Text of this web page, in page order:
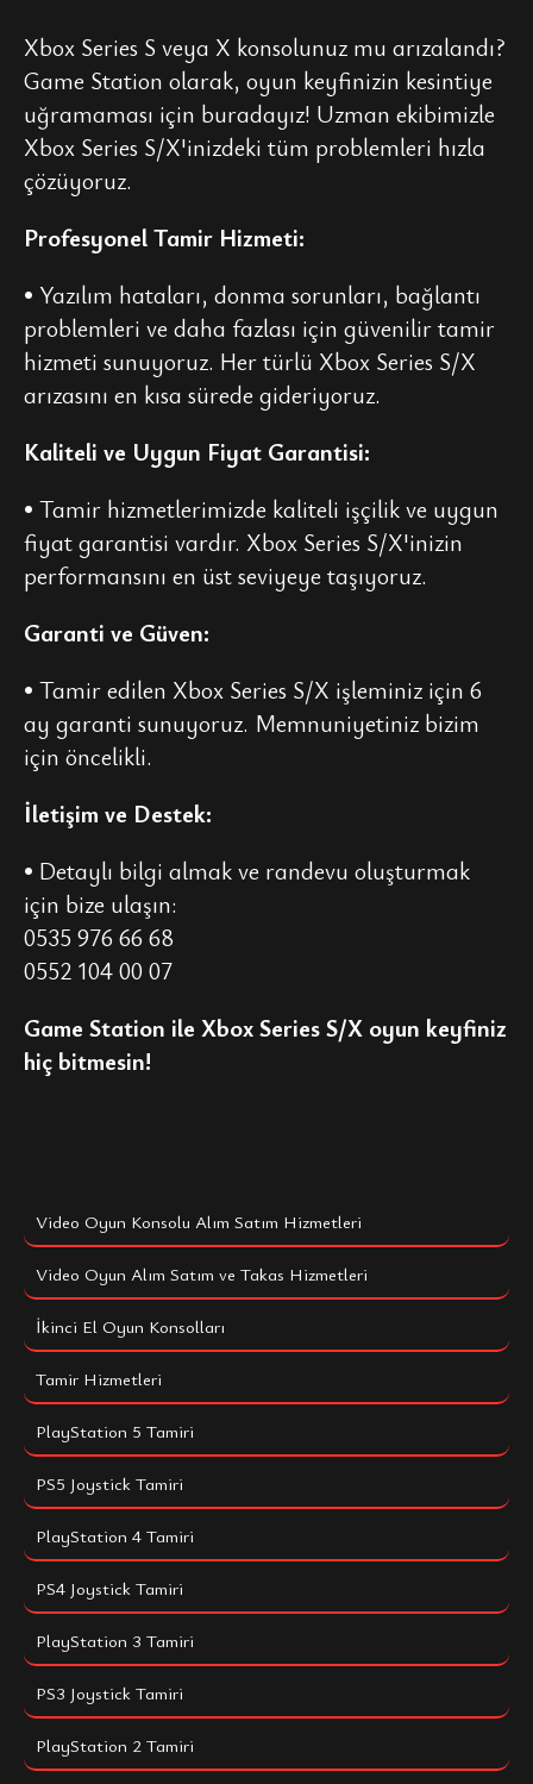
Xbox Series S veya X konsolunuz mu arızalandı?
Game Station olarak, oyun keyfinizin kesintiye
uğramaması için buradayız! Uzman ekibimizle
Xbox Series S/X'inizdeki tüm problemleri hızla
çözüyoruz.
Profesyonel Tamir Hizmeti:
• Yazılım hataları, donma sorunları, bağlantı
problemleri ve daha fazlası için güvenilir tamir
hizmeti sunuyoruz. Her türlü Xbox Series S/X
arızasını en kısa sürede gideriyoruz.
Kaliteli ve Uygun Fiyat Garantisi:
• Tamir hizmetlerimizde kaliteli işçilik ve uygun
fiyat garantisi vardır. Xbox Series S/X'inizin
performansını en üst seviyeye taşıyoruz.
Garanti ve Güven:
• Tamir edilen Xbox Series S/X işleminiz için 6
ay garanti sunuyoruz. Memnuniyetiniz bizim
için öncelikli.
İletişim ve Destek:
• Detaylı bilgi almak ve randevu oluşturmak
için bize ulaşın:
0535 976 66 68
0552 104 00 07
Game Station ile Xbox Series S/X oyun keyfiniz
hiç bitmesin!
Video Oyun Konsolu Alım Satım Hizmetleri
Video Oyun Alım Satım ve Takas Hizmetleri
İkinci El Oyun Konsolları
Tamir Hizmetleri
PlayStation 5 Tamiri
PS5 Joystick Tamiri
PlayStation 4 Tamiri
PS4 Joystick Tamiri
PlayStation 3 Tamiri
PS3 Joystick Tamiri
PlayStation 2 Tamiri